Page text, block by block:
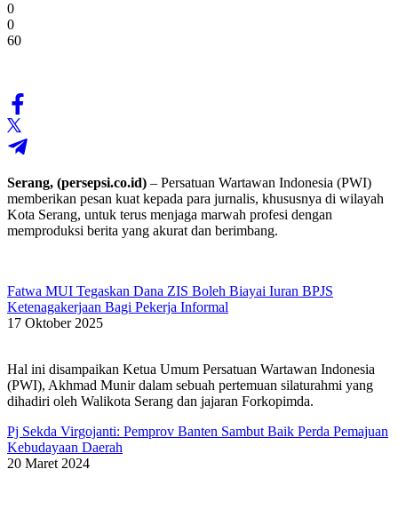
0
0
60
Serang, (persepsi.co.id) – Persatuan Wartawan Indonesia (PWI)
memberikan pesan kuat kepada para jurnalis, khususnya di wilayah
Kota Serang, untuk terus menjaga marwah profesi dengan
memproduksi berita yang akurat dan berimbang.
Fatwa MUI Tegaskan Dana ZIS Boleh Biayai Iuran BPJS
Ketenagakerjaan Bagi Pekerja Informal
17 Oktober 2025
Hal ini disampaikan Ketua Umum Persatuan Wartawan Indonesia
(PWI), Akhmad Munir dalam sebuah pertemuan silaturahmi yang
dihadiri oleh Walikota Serang dan jajaran Forkopimda.
Pj Sekda Virgojanti: Pemprov Banten Sambut Baik Perda Pemajuan
Kebudayaan Daerah
20 Maret 2024